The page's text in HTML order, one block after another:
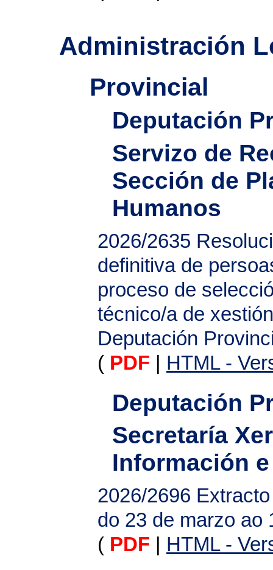
Administración
Provincial
Deputación
Servizo de
Sección de
Humanos
2026/2635
definitiva de
proceso de
técnico/a de
Deputación
( PDF | HTML -
Deputación
Secretaría
Información
2026/2696
do 23 de marzo ao
( PDF HTML -